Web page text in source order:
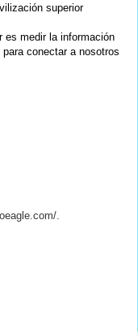
superior
es medir la información
conectar a nosotros
.